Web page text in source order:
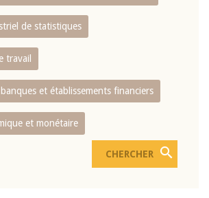
de statistiques
travail
et établissements financiers
et monétaire